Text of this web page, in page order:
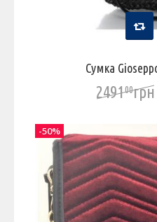
Сумка
249100грн
-50%